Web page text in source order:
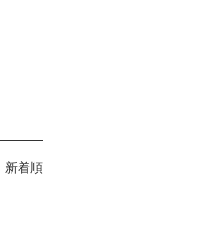
新着順